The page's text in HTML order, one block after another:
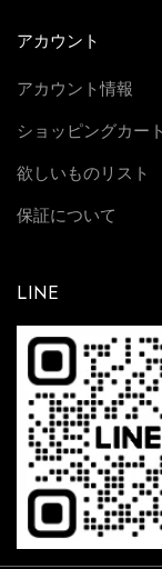
アカウント
アカウント情報
ショッピングカート
欲しいものリスト
保証について
LINE